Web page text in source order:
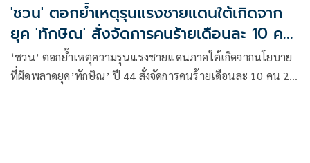
'ชวน' ตอกย้ำเหตุรุนแรงชายแดนใต้เกิดจาก
ยุค 'ทักษิณ' สั่งจัดการคนร้ายเดือนละ 10 คน
2 เดือนหมด
‘ชวน’ ตอกย้ำเหตุความรุนแรงชายแดนภาคใต้เกิดจากนโยบาย
ที่ผิดพลาดยุค’ทักษิณ’ ปี 44 สั่งจัดการคนร้ายเดือนละ 10 คน 2